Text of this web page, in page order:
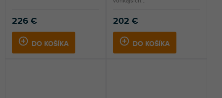
226 €
DO KOŠÍKA
202 €
DO KOŠÍKA